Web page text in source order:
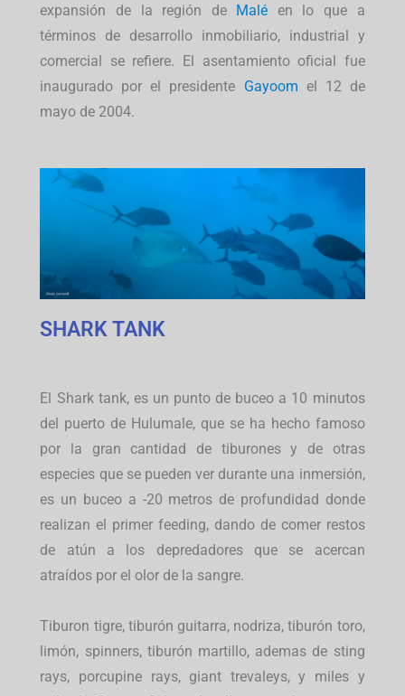
expansión de la región de Malé en lo que a
términos de desarrollo inmobiliario, industrial y
comercial se refiere. El asentamiento oficial fue
inaugurado por el presidente Gayoom el 12 de
mayo de 2004.
SHARK TANK
El Shark tank, es un punto de buceo a 10 minutos
del puerto de Hulumale, que se ha hecho famoso
por la gran cantidad de tiburones y de otras
especies que se pueden ver durante una inmersión,
es un buceo a -20 metros de profundidad donde
realizan el primer feeding, dando de comer restos
de atún a los depredadores que se acercan
atraídos por el olor de la sangre.
Tiburon tigre, tiburón guitarra, nodriza, tiburón toro,
limón, spinners, tiburón martillo, ademas de sting
rays, porcupine rays, giant trevaleys, y miles y